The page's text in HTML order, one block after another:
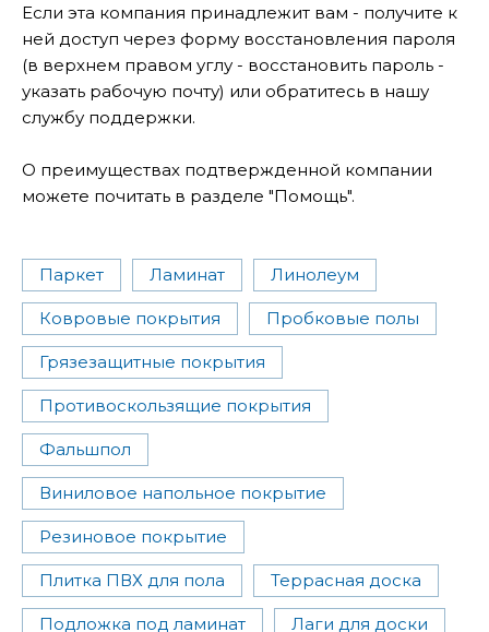
Если эта компания принадлежит вам - получите к
ней доступ через форму восстановления пароля
(в верхнем правом углу - восстановить пароль -
указать рабочую почту) или обратитесь в нашу
службу поддержки.
О преимуществах подтвержденной компании
можете почитать в разделе "Помощь".
Паркет Ламинат Линолеум
Ковровые покрытия Пробковые полы
Грязезащитные покрытия
Противоскользящие покрытия
Фальшпол
Виниловое напольное покрытие
Резиновое покрытие
Плитка ПВХ для пола Террасная доска
Подложка под ламинат Лаги для доски